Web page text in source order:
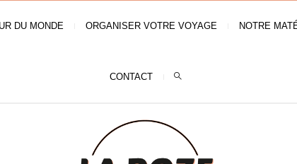
DU MONDE ORGANISER VOTRE VOYAGE NOTRE
CONTACT